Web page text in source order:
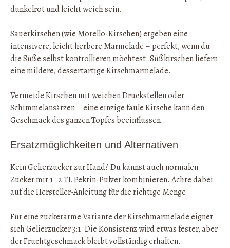
dunkelrot und leicht weich sein.
Sauerkirschen (wie Morello-Kirschen) ergeben eine
intensivere, leicht herbere Marmelade – perfekt, wenn du
die Süße selbst kontrollieren möchtest. Süßkirschen liefern
eine mildere, dessertartige Kirschmarmelade.
Vermeide Kirschen mit weichen Druckstellen oder
Schimmelansätzen – eine einzige faule Kirsche kann den
Geschmack des ganzen Topfes beeinflussen.
Ersatzmöglichkeiten und Alternativen
Kein Gelierzucker zur Hand? Du kannst auch normalen
Zucker mit 1–2 TL Pektin-Pulver kombinieren. Achte dabei
auf die Hersteller-Anleitung für die richtige Menge.
Für eine zuckerarme Variante der Kirschmarmelade eignet
sich Gelierzucker 3:1. Die Konsistenz wird etwas fester, aber
der Fruchtgeschmack bleibt vollständig erhalten.